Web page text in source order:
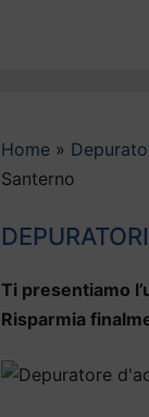
Home »
Santerno
Ti presentiamo
Risparmia